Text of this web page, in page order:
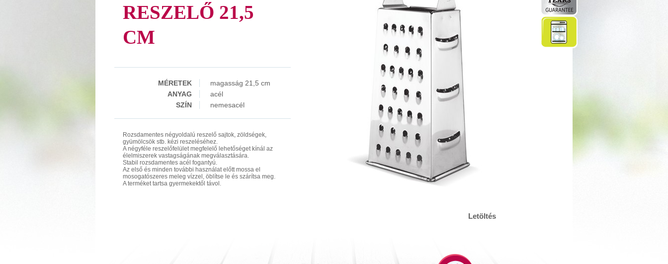
Letöltés
RESZELŐ 21,5
CM
MÉRETEK
magasság 21,5 cm
ANYAG
acél
SZÍN
nemesacél
Rozsdamentes négyoldalú reszelő sajtok, zöldségek,
gyümölcsök stb. kézi reszeléséhez.
A négyféle reszelőfelület megfelelő lehetőséget kínál az
élelmiszerek vastagságának megválasztására.
Stabil rozsdamentes acél fogantyú.
Az első és minden további használat előtt mossa el
mosogatószeres meleg vízzel, öblítse le és szárítsa meg.
A terméket tartsa gyermekektől távol.